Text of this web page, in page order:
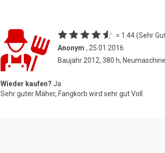
= 1.44 (Sehr
Anonym , 25.01.2016
Baujahr 2012, 380 h, Neumaschine
Wieder kaufen? Ja
Sehr guter Mäher, Fangkorb wird sehr gut Voll